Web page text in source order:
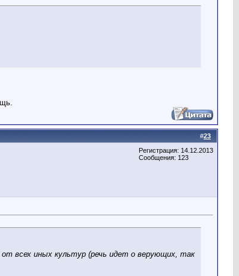
#23
Регистрация: 14.12.2013
Сообщения: 123
от всех иных культур (речь идет о верующих, так